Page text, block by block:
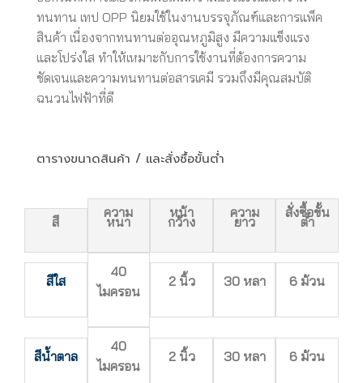
ทนทาน เทป OPP นิยมใช้ในงานบรรจุภัณฑ์และการแพ็ค
สินค้า เนื่องจากทนทานต่ออุณหภูมิสูง มีความแข็งแรง
และโปร่งใส ทำให้เหมาะกับการใช้งานที่ต้องการความ
ชัดเจนและความทนทานต่อสารเคมี รวมถึงมีคุณสมบัติ
ฉนวนไฟฟ้าที่ดี
ตารางขนาดสินค้า / และสั่งซื้อขั้นต่ำ
สี
ความ
หนา
หน้า
กว้าง
ความ
ยาว
สั่งซื้อขั้น
ต่ำ
สีใส
40
ไมครอน
2 นิ้ว 30 หลา 6 ม้วน
สีน้ำตาล
40
ไมครอน
2 นิ้ว 30 หลา 6 ม้วน